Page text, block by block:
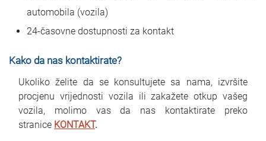
automobila (vozila)
24-časovne dostupnosti za kontakt
Kako da nas kontaktirate?
Ukoliko želite da se konsultujete sa nama, izvršite
procjenu vrijednosti vozila ili zakažete otkup vašeg
vozila, molimo vas da nas kontaktirate preko
stranice KONTAKT.